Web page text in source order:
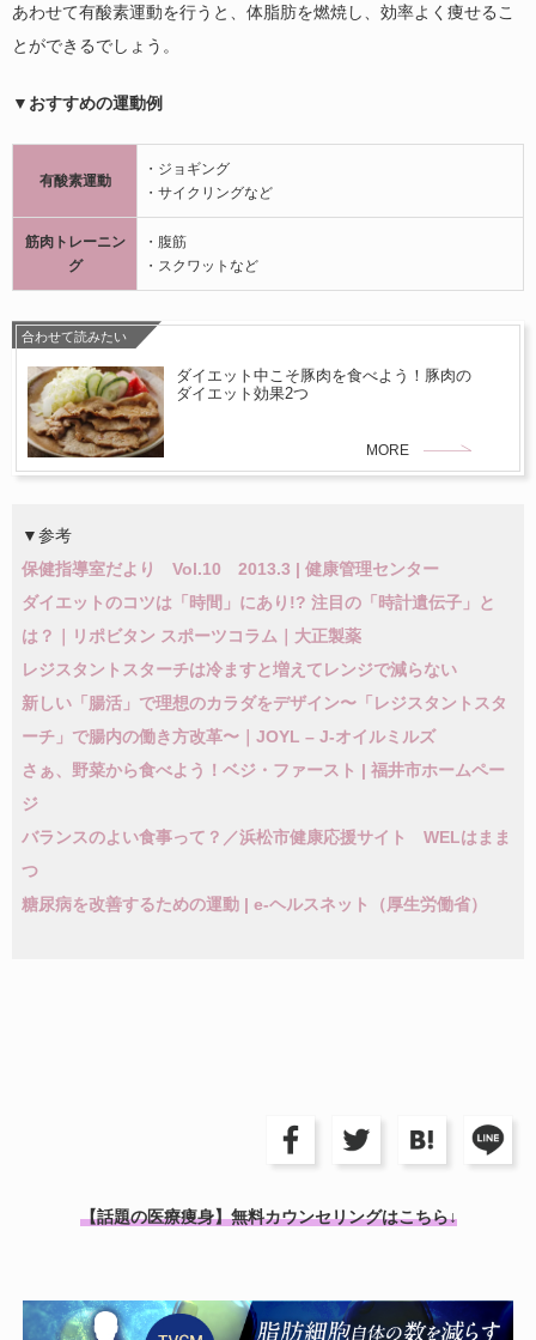
あわせて有酸素運動を行うと、体脂肪を燃焼し、効率よく痩せるこ
とができるでしょう。
▼おすすめの運動例
有酸素運動
・ジョギング
・サイクリングなど
筋肉トレーニン
グ
・腹筋
・スクワットなど
合わせて読みたい
ダイエット中こそ豚肉を食べよう！豚肉の
ダイエット効果2つ
MORE
▼参考
保健指導室だより Vol.10 2013.3 | 健康管理センター
ダイエットのコツは「時間」にあり!? 注目の「時計遺伝子」と
は？｜リポビタン スポーツコラム｜大正製薬
レジスタントスターチは冷ますと増えてレンジで減らない
新しい「腸活」で理想のカラダをデザイン〜「レジスタントスタ
ーチ」で腸内の働き方改革〜｜JOYL – J-オイルミルズ
さぁ、野菜から食べよう！ベジ・ファースト | 福井市ホームペー
ジ
バランスのよい食事って？／浜松市健康応援サイト WELはまま
つ
糖尿病を改善するための運動 | e-ヘルスネット（厚生労働省）
【話題の医療痩身】無料カウンセリングはこちら↓